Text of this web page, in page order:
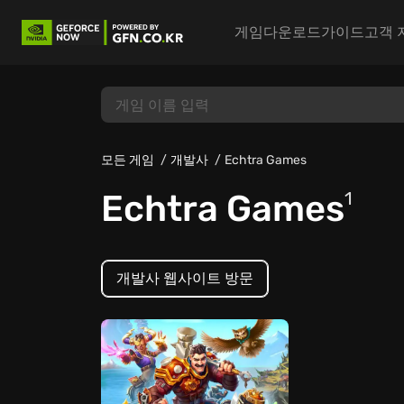
게임다운로드가이드고객
모든 게임 개발사 Echtra Games
Echtra Games1
개발사 웹사이트 방문